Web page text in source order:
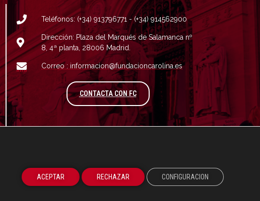
Teléfonos: (+34) 913796771 - (+34) 914562900
Dirección: Plaza del Marqués de Salamanca nº
8, 4ª planta, 28006 Madrid.
Correo : informacion@fundacioncarolina.es
CONTACTA CON FCA TRAVÉS DEL FORMULARIO DE
ACEPTAR RECHAZAR CONFIGURACION